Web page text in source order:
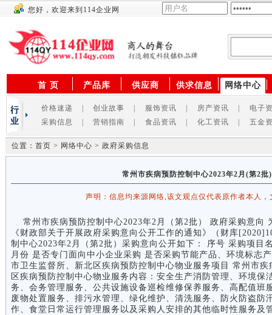
您好，欢迎来到114企业网
首 页 产品库 供应商 供求信息 网络中心
价格速递 创业故事 服饰资讯 房产资讯
电子
采购信息
营销指南 食品资讯 化工资讯 五金
位置：首页 > 网络中心 > 政府采购信息
常州市疾病预防控制中心2023年2月(第2
声明：信息均来源网络,该文观点仅代表原作者本人
常州市疾病预防控制中心2023年2月（第2批） 政府采购意向
《财政部关于开展政府采购意向公开工作的通知》（财库
制中心2023年2月（第2批）采购意向公开如下： 序号 采购项目
月份 是否专门面向中小企业采购 是否采购节能产品、环境标志
市卫生监督所、新北区疾病预防控制中心物业服务项目 常州市
区疾病预防控制中心物业服务内容：安全生产消防管理、环境保
务、会务管理服务、公共设施设备巡检维修保养服务、高配值班
废物处置服务、排污水管理、绿化维护、清洗服务、防火防盗防
作、食堂日常运行管理服务以及采购人安排的其他临时性服务及